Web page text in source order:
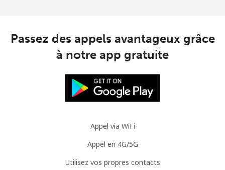
Passez des appels avantageux grâce
à notre app gratuite
Appel via WiFi
Appel en 4G/5G
Utilisez vos propres contacts